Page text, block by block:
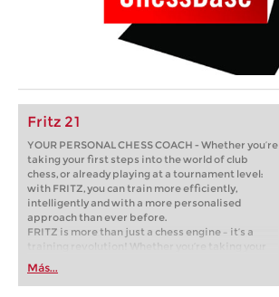
Fritz 21
YOUR PERSONAL CHESS COACH - Whether you’re
taking your first steps into the world of club
chess, or already playing at a tournament level:
with FRITZ, you can train more efficiently,
intelligently and with a more personalised
approach than ever before.
FRITZ is more than just a chess engine – it’s a
training revolution! Whether you’re taking your
first steps into the world of club chess, or already
playing at a tournament level: with FRITZ, you can
train more efficiently, intelligently and with a
Más...